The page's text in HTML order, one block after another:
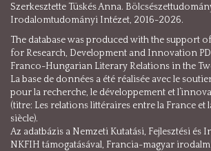
Szerkesztette Tüskés Anna.
Irodalomtudományi Intézet, 2016-2026.
The database was produced with the support
for Research, Development and Innovation PD
Franco-Hungarian Literary Relations in the
La base de données a été réalisée avec le
pour la recherche, le développement et
(titre: Les relations littéraires entre la France et
siècle).
Az adatbázis a Nemzeti Kutatási, Fejlesztési és
NKFIH támogatásával, Francia-magyar